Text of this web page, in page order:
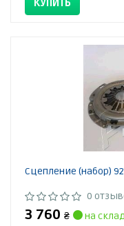
КУПИТЬ
Сцепление (набор)
0
3 760 ₴
на